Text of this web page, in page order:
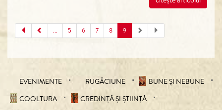
... 5 6 7 8 9
EVENIMENTE RUGĂCIUNE
BUNE ȘI NEBUNE
COOLTURA
CREDINȚĂ ȘI ȘTIINȚĂ